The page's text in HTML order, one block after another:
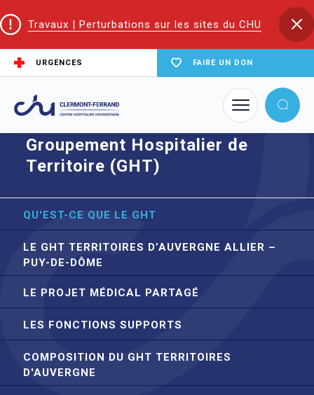
Travaux | Perturbations sur les sites du CHU
URGENCES FAIRE UN DON
Accueil Groupement Hospitalier de Territoire (GHT)
Groupement Hospitalier de
Territoire (GHT)
QU'EST-CE QUE LE GHT
LE GHT TERRITOIRES D’AUVERGNE ALLIER –
PUY-DE-DÔME
LE PROJET MÉDICAL PARTAGÉ
LES FONCTIONS SUPPORTS
COMPOSITION DU GHT TERRITOIRES
D'AUVERGNE